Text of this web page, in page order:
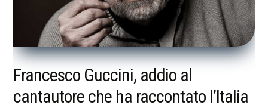
Francesco Guccini, addio al
cantautore che ha raccontato l’Italia